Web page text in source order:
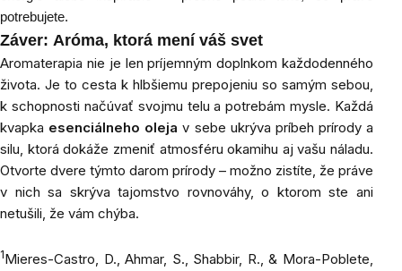
potrebujete.
Záver: Aróma, ktorá mení váš svet
Aromaterapia nie je len príjemným doplnkom každodenného
života. Je to cesta k hlbšiemu prepojeniu so samým sebou,
k schopnosti načúvať svojmu telu a potrebám mysle. Každá
kvapka esenciálneho oleja v sebe ukrýva príbeh prírody a
silu, ktorá dokáže zmeniť atmosféru okamihu aj vašu náladu.
Otvorte dvere týmto darom prírody – možno zistíte, že práve
v nich sa skrýva tajomstvo rovnováhy, o ktorom ste ani
netušili, že vám chýba.
1Mieres-Castro, D., Ahmar, S., Shabbir, R., & Mora-Poblete,